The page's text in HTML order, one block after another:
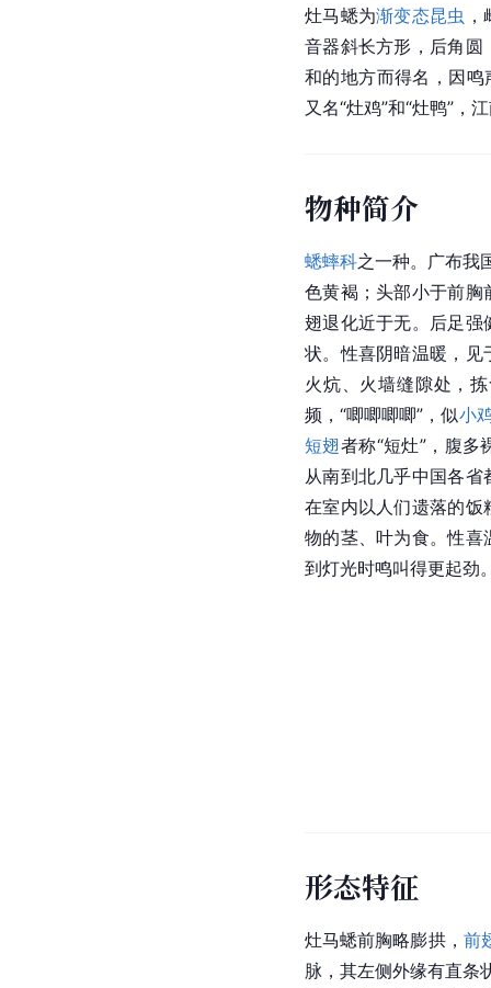
灶马蟋为渐变态昆虫
音器斜长方形，后角圆
和的地方而得名，因鸣
又名“灶鸡”和“灶鸭”，
物种简介
蟋蟀科之一种。广布我
色黄褐；头部小于前胸
翅退化近于无。后足强
状。性喜阴暗温暖，见
火炕、火墙缝隙处，
频，“唧唧唧唧”，似小
短翅者称“短灶”，腹
从南到北几乎中国各
在室内以人们遗落的饭
物的茎、叶为食。性
到灯光时鸣叫得更起劲
形态特征
灶马蟋前胸略膨拱， 前
脉，其左侧外缘有直条